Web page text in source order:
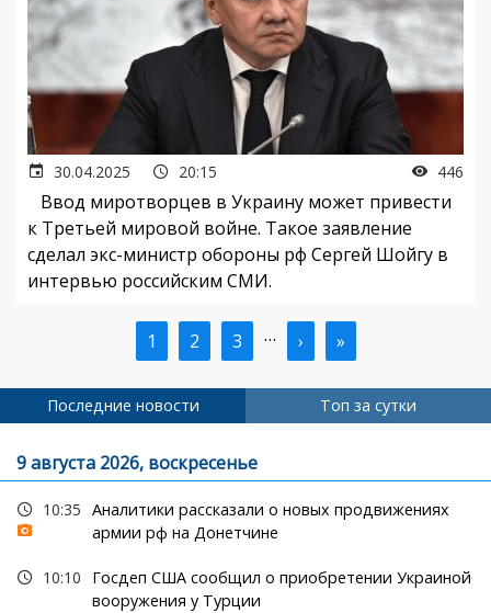
30.04.2025 20:15 446
Ввод миротворцев в Украину может привести
к Третьей мировой войне. Такое заявление
сделал экс-министр обороны рф Сергей Шойгу в
интервью российским СМИ.
Текущая
страница
1 Страница
2 Страница
3 … Следующая
страница
› Последняя
страница
»
Последние новости Топ за сутки
9 августа 2026, воскресенье
10:35 Аналитики рассказали о новых продвижениях
армии рф на Донетчине
10:10
Госдеп США сообщил о приобретении Украиной
вооружения у Турции